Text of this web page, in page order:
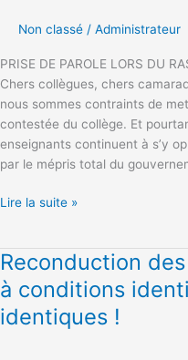
Non classé / Administrateur
PRISE DE PAROLE LORS DU
Chers collègues, chers
nous sommes contraints de
contestée du collège. Et
enseignants continuent à s’y
par le mépris total du
COLLÈGE
Lire la suite »
Reconduction
à conditions
identiques !
Reconduction
des
concours
réservés